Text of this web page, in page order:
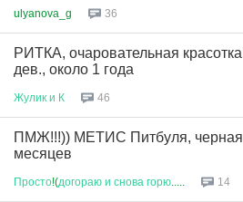
ulyanova_g 36
РИТКА, очаровательная
дев., около 1 года
Жулик и К 46
ПМЖ!!!)) МЕТИС Питбуля, черная
месяцев
Просто!(догораю и снова горю 14